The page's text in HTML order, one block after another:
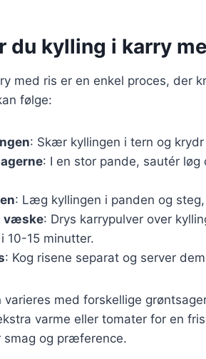
du kylling i karry
med ris er en enkel proces, der
følge:
: Skær kyllingen i tern og
: I en stor pande, sautér
: Læg kyllingen i panden og
væske: Drys karrypulver over
10-15 minutter.
: Kog risene separat og server
varieres med forskellige
varme eller tomater for en
smag og præference.